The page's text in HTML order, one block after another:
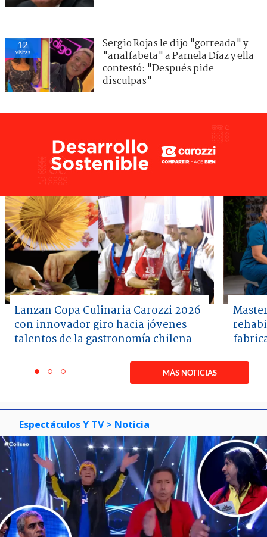
12
visitas
Sergio Rojas le dijo "gorreada" y
"analfabeta" a Pamela Díaz y ella
contestó: "Después pide
disculpas"
Lanzan Copa Culinaria Carozzi 2026
con innovador giro hacia jóvenes
talentos de la gastronomía chilena
itemitemitem
MÁS NOTICIAS
Espectáculos Y TV > Noticia